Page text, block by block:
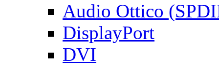
Audio Ottico
DisplayPort
DVI